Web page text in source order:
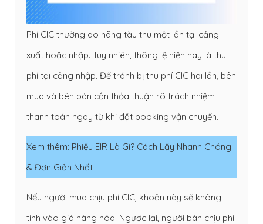
Phí CIC thường do hãng tàu thu một lần tại cảng
xuất hoặc nhập. Tuy nhiên, thông lệ hiện nay là thu
phí tại cảng nhập. Để tránh bị thu phí CIC hai lần, bên
mua và bên bán cần thỏa thuận rõ trách nhiệm
thanh toán ngay từ khi đặt booking vận chuyển.
Xem thêm: Phiếu EIR Là Gì? Cách Lấy Nhanh Chóng
& Đơn Giản Nhất
Nếu người mua chịu phí CIC, khoản này sẽ không
tính vào giá hàng hóa. Ngược lại, người bán chịu phí